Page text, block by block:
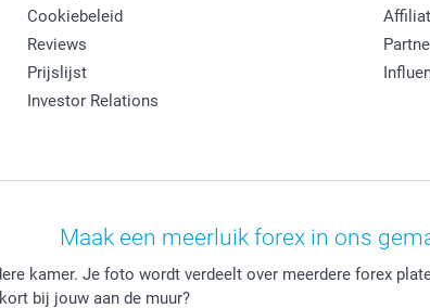
Cookiebeleid
Reviews
Prijslijst
Investor Relations
Maak een meerluik forex in ons
kamer. Je foto wordt verdeelt over meerdere forex
bij jouw aan de muur?